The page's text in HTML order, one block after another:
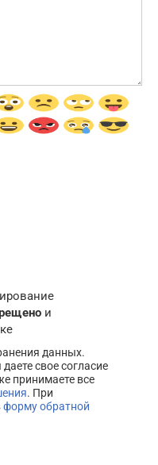
и
данных.
свое согласие
принимаете все
. При
форму обратной